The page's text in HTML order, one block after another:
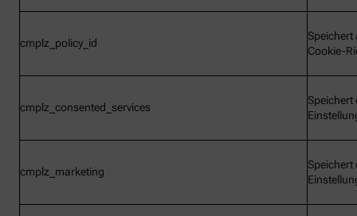
cmplz_policy_id
Speichert
Cookie-
cmplz_consented_services
Speichert
cmplz_marketing
Speichert